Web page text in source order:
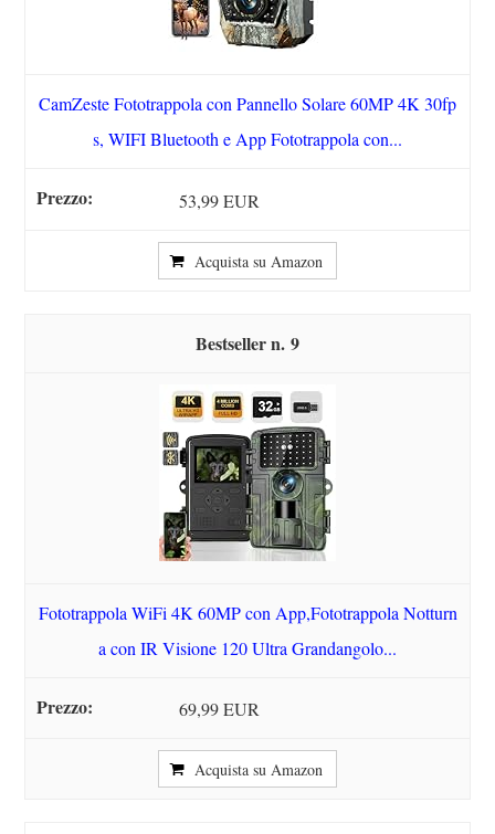
CamZeste Fototrappola con Pannello Solare 60MP 4K 30fp
s, WIFI Bluetooth e App Fototrappola con...
53,99 EUR
Acquista su Amazon
9
Fototrappola WiFi 4K 60MP con App,Fototrappola Notturn
a con IR Visione 120 Ultra Grandangolo...
69,99 EUR
Acquista su Amazon